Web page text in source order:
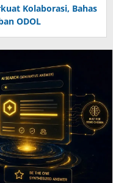
Kolaborasi, Bahas
ODOL